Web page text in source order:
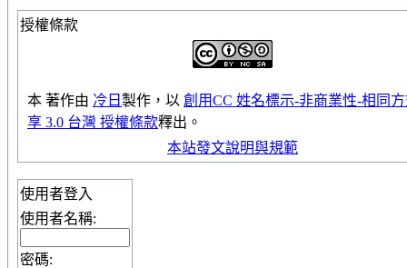
授權條款
本 著作由 冷日 製作，以 創用CC 姓名標示-非商業性-相同
享 3.0 台灣 授權條款釋出。
本站發文說明與規範
使用者登入
使用者名稱:
密碼: